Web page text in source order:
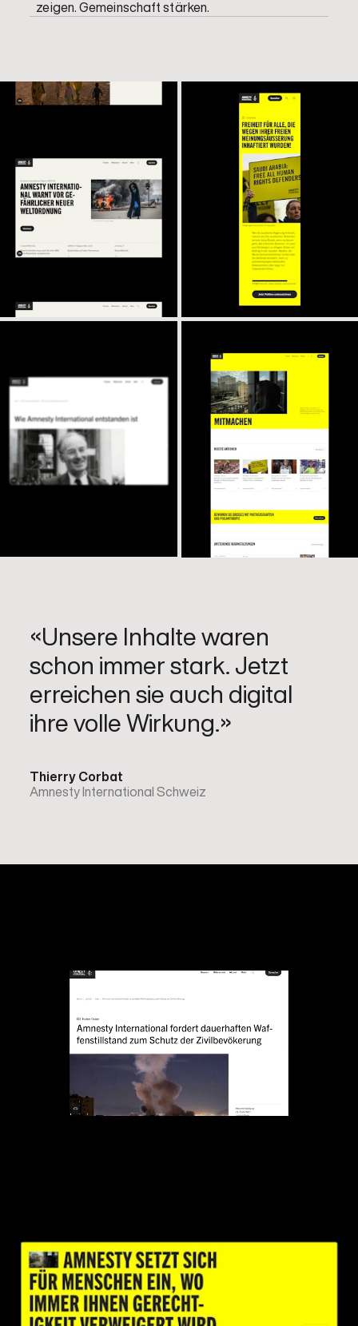
zeigen. Gemeinschaft stärken.
«Unsere Inhalte waren
schon immer stark. Jetzt
erreichen sie auch digital
ihre volle Wirkung.»
Thierry Corbat
Amnesty International Schweiz